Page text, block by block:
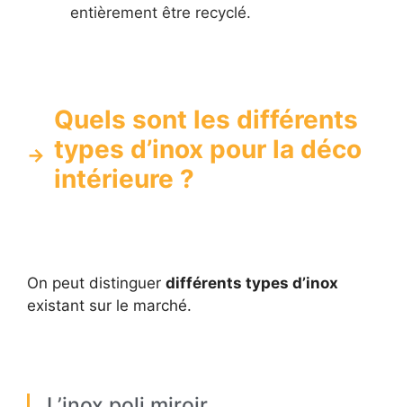
entièrement être recyclé.
Quels sont les différents
types d’inox pour la déco
intérieure ?
On peut distinguer différents types d’inox
existant sur le marché.